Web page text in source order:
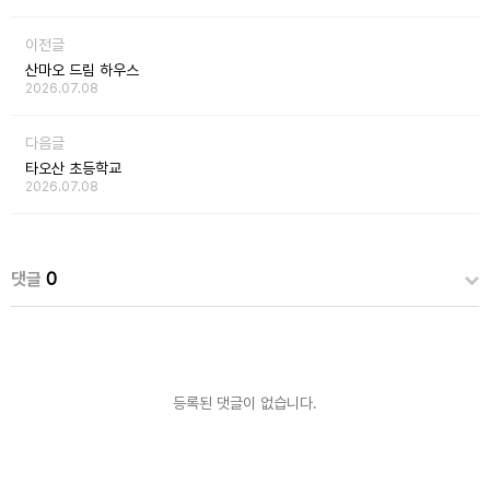
이전글
산마오 드림 하우스
2026.07.08
다음글
타오산 초등학교
2026.07.08
댓글 0
등록된 댓글이 없습니다.